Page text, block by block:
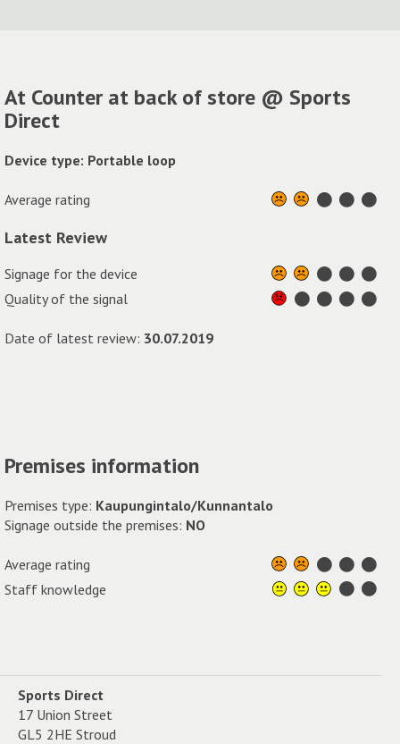
At Counter at back of store @ Sports
Direct
Device type: Portable loop
Average rating
Latest Review
Signage for the device
Quality of the signal
Date of latest review: 30.07.2019
Premises information
Premises type: Kaupungintalo/Kunnantalo
Signage outside the premises: NO
Average rating
Staff knowledge
Sports Direct
17 Union Street
GL5 2HE Stroud